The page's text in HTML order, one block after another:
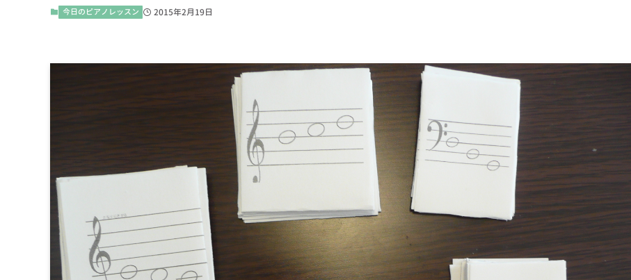
今日のピアノレッスン 2015年2月19日